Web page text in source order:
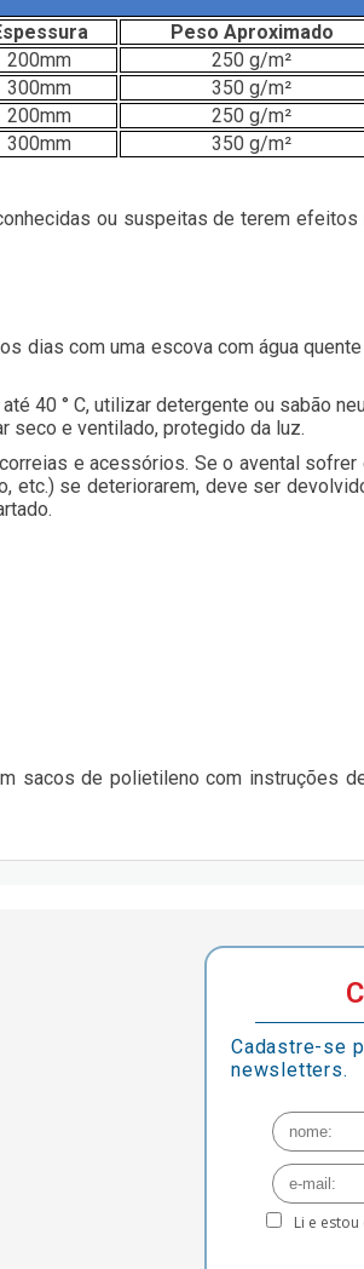
Peso Aproximado
200mm
250 g/m²
300mm
350 g/m²
200mm
250 g/m²
300mm 350 g/m²
ou suspeitas de terem
com uma escova com água
40 ° C, utilizar detergente ou sabão
seco e ventilado, protegido da luz.
e acessórios. Se o avental
se deteriorarem, deve ser
sacos de polietileno com instruções
Cadastre-se
newsletters.
Li e